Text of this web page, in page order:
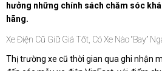
hưởng những chính sách chăm sóc
hãng.
XeĐiện Cũ Giữ Giá Tốt, Có Xe Nào “bay”
Thị trường xe cũ thời gian qua ghi nhận